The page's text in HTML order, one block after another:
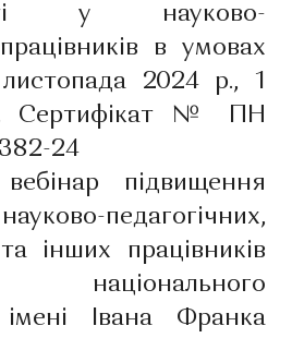
у науково-
в умовах
2024 р., 1
Сертифікат № ПН
24
підвищення
педагогічних,
інших працівників
національного
імені Івана Франка